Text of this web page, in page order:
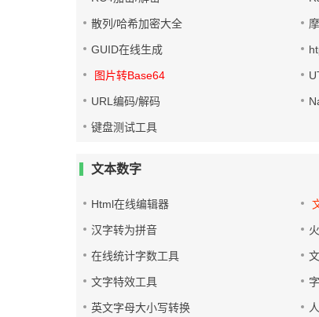
散列/哈希加密大全
GUID在线生成
图片转Base64
URL编码/解码
键盘测试工具
文本数字
Html在线编辑器
汉字转为拼音
在线统计字数工具
文字特效工具
英文字母大小写转换